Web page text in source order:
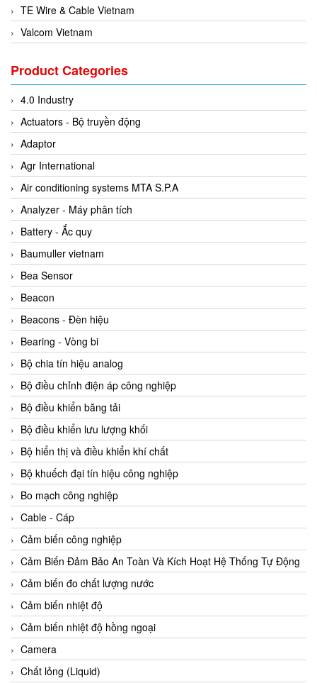
TE Wire & Cable Vietnam
Valcom Vietnam
3CTEST Vietnam
4B VietNam Vietnam
ABB Vietnam
AC Infinity Vietnam
AC&E Telecommunications
AC&T Vietnam
Accepta Vietnam
ACCUMAC Vietnam
AccuWeb Vietnam
Acey
ACOEM Vietnam
ADCA Vietnam
ADFweb Vietnam
Adler Vietnam
Ados Vietnam
Advanced Energy Vietnam
Advantech Vietnam
Agate Vietnam
AGR International Vietnam
Aichi Tokei Denki Vietnam
Aii Vietnam
AIKOH
AINUO Vietnam
AIR MAJOR
Aira Euro Automation
Airtac Vietnam
Airtec Vietnam
AI-Tek Vietnam
Product Categories
4.0 Industry
Actuators - Bộ truyền động
Adaptor
Agr International
Air conditioning systems MTA S.P.A
Analyzer - Máy phân tích
Battery - Ắc quy
Baumuller vietnam
Bea Sensor
Beacon
Beacons - Đèn hiệu
Bearing - Vòng bi
Bộ chia tín hiệu analog
Bộ điều chỉnh điện áp công nghiệp
Bộ điều khiển băng tải
Bộ điều khiển lưu lượng khối
Bộ hiển thị và điều khiển khí chất
Bộ khuếch đại tín hiệu công nghiệp
Bo mạch công nghiệp
Cable - Cáp
Cảm biến công nghiệp
Cảm Biến Đảm Bảo An Toàn Và Kích Hoạt Hệ Thống Tự Động
Cảm biến đo chất lượng nước
Cảm biến nhiệt độ
Cảm biến nhiệt độ hồng ngoại
Camera
Chất lỏng (Liquid)